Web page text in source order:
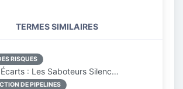
TERMES SIMILAIRES
RISQUES
Écarts : Les Saboteurs Silenc…
DE PIPELINES